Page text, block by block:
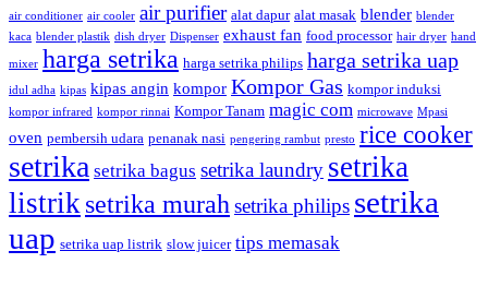
air conditioner air cooler air purifier alat dapur alat masak blender blender
kaca blender plastik dish dryer Dispenser exhaust fan food processor hair dryer hand
mixer harga setrika harga setrika philips harga setrika uap
idul adha kipas kipas angin kompor Kompor Gas kompor induksi
kompor infrared kompor rinnai Kompor Tanam magic com microwave Mpasi
oven pembersih udara penanak nasi pengering rambut presto rice cooker
setrika setrika bagus setrika laundry setrika
listriksetrika murah setrika philips setrika
uap setrika uap listrik slow juicer tips memasak